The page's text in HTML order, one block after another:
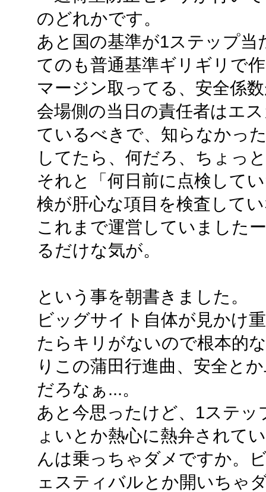
のどれかです。
あと国の基準が1ステップ
てのも普通基準ギリギリで
マージン取ってる、安全係
会場側の当日の責任者はエ
ているべきで、知らなかっ
してたら、何だろ、ちょっ
それと「何日前に点検して
検が肝心な項目を検査して
これまで運営していました
るだけな気が。
という事を朝書きました。
ビッグサイト自体が見かけ
たらキリがないので根本的
りこの蒲田行進曲、安全と
だろなぁ...。
あと今思ったけど、1ステ
ょいとか熱心に熱弁されて
んは乗っちゃダメですか。
ェスティバルとか開いちゃ